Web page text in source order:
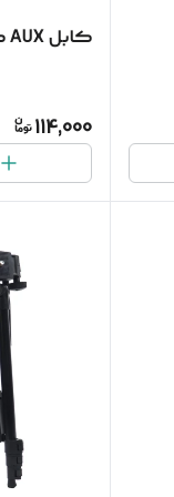
کابل AUX کین مدل Kin KY-118
114,000